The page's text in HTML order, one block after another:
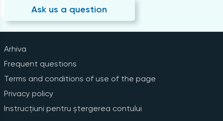
Ask us a question
Arhiva
Frequent questions
Terms and conditions of use of the page
Privacy policy
Instrucțiuni pentru ștergerea contului